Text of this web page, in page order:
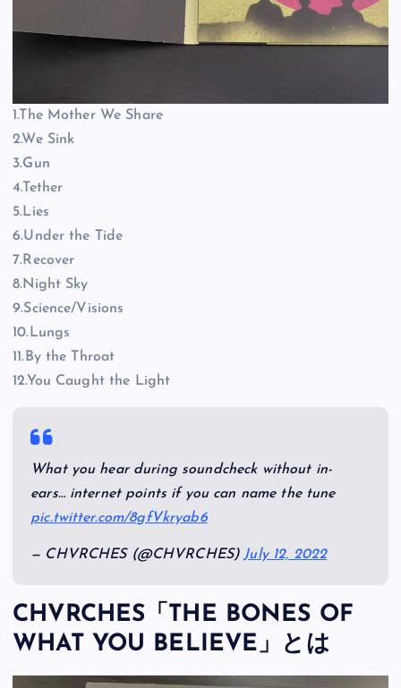
1.The Mother We Share
2.We Sink
3.Gun
4.Tether
5.Lies
6.Under the Tide
7.Recover
8.Night Sky
9.Science/Visions
10.Lungs
11.By the Throat
12.You Caught the Light
What you hear during soundcheck without in-
ears… internet points if you can name the tune
pic.twitter.com/8gfVkryab6
— CHVRCHES (@CHVRCHES) July 12, 2022
CHVRCHES「THE BONES OF
WHAT YOU BELIEVE」とは